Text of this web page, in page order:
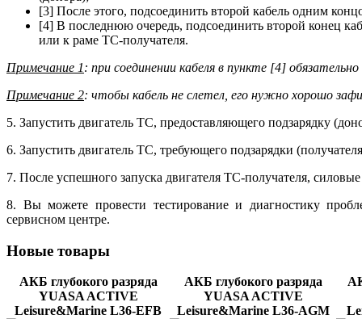
[3] После этого, подсоединить второй кабель одним
[4] В последнюю очередь, подсоединить второй конец
или к раме ТС-получателя.
Примечание 1: при соединении кабеля в пункте [4]
Примечание 2: чтобы кабель не слетел, его нужно хорошо
5. Запустить двигатель ТС, предоставляющего подзарядку
6. Запустить двигатель ТС, требующего подзарядки
7. После успешного запуска двигателя ТС-получателя,
8. Вы можете провести тестирование и диагностику
сервисном центре.
Новые товары
АКБ глубокого разряда
YUASA ACTIVE
Leisure&Marine L36-EFB
АКБ глубокого разряда
YUASA ACTIVE
Leisure&Marine L36-AGМ